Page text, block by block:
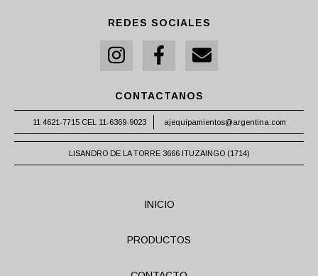
REDES SOCIALES
CONTACTANOS
11 4621-7715 CEL 11-6369-9023 ajequipamientos@argentina.com
LISANDRO DE LA TORRE 3666 ITUZAINGO (1714)
INICIO
PRODUCTOS